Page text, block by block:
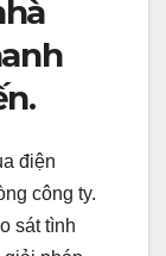
điện
công ty.
sát tình